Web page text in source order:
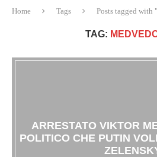
Home Tags Posts tagged with
TAG:
ARRESTATO VIKTOR
POLITICO CHE PUTIN